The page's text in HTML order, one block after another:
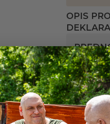
OPIS
Dodatna
Render
render